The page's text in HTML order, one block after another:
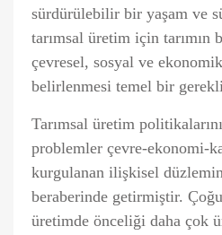
sürdürülebilir bir yaşam ve
tarımsal üretim için tarımın
çevresel, sosyal ve
belirlenmesi temel bir
Tarımsal üretim
problemler çevre-ekonomi-
kurgulanan ilişkisel düzlemin
beraberinde getirmiştir.
üretimde önceliği daha çok